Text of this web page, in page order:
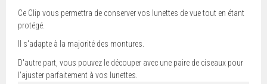
Ce Clip vous permettra de conserver vos lunettes de vue tout en étant
protégé.
Il s'adapte à la majorité des montures.
D'autre part, vous pouvez le découper avec une paire de ciseaux pour
l'ajuster parfaitement à vos lunettes.